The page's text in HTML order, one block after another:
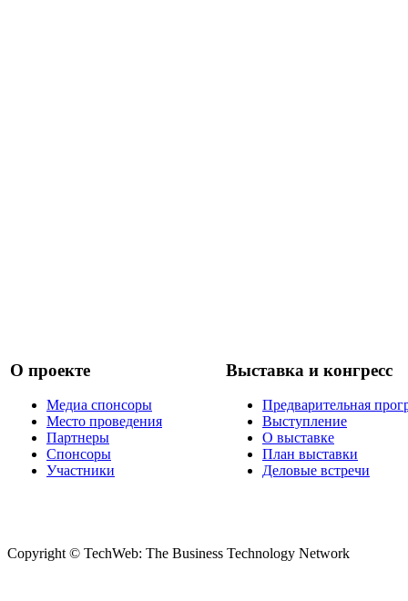
О проекте
Медиа спонсоры
Место проведения
Партнеры
Спонсоры
Участники
Выставка и конгресс
Предварительная
Выступление
О выставке
План выставки
Деловые встречи
Copyright © TechWeb: The Business Technology Network